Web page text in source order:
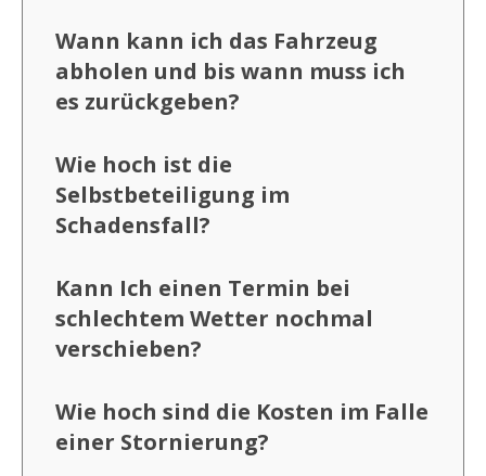
Wann kann ich das Fahrzeug
abholen und bis wann muss ich
es zurückgeben?
Wie hoch ist die
Selbstbeteiligung im
Schadensfall?
Kann Ich einen Termin bei
schlechtem Wetter nochmal
verschieben?
Wie hoch sind die Kosten im Falle
einer Stornierung?